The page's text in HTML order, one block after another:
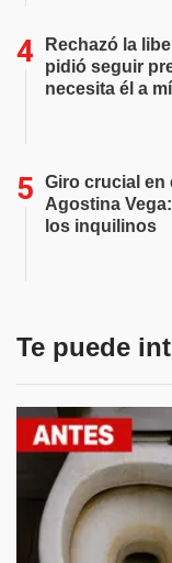
Rechazó la
pidió seguir
necesita él a
Giro crucial en
Agostina
los inquilinos
Te puede